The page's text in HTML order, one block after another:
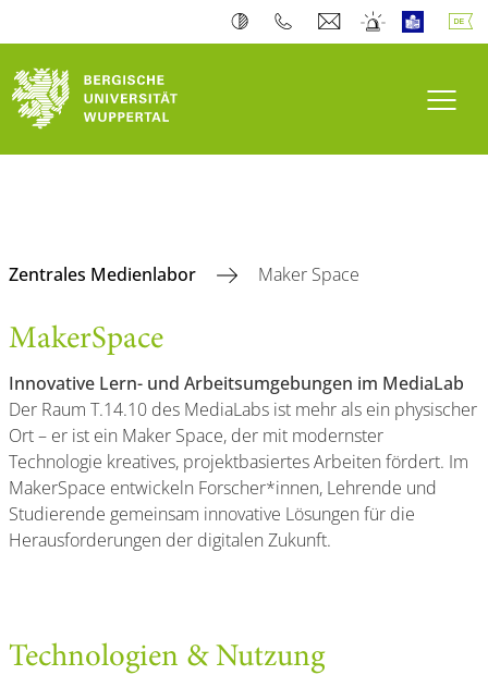
Zentrales Medienlabor Maker Space
MakerSpace
Innovative Lern- und Arbeitsumgebungen im MediaLab
Der Raum T.14.10 des MediaLabs ist mehr als ein physischer
Ort – er ist ein Maker Space, der mit modernster
Technologie kreatives, projektbasiertes Arbeiten fördert. Im
MakerSpace entwickeln Forscher*innen, Lehrende und
Studierende gemeinsam innovative Lösungen für die
Herausforderungen der digitalen Zukunft.
Technologien & Nutzung